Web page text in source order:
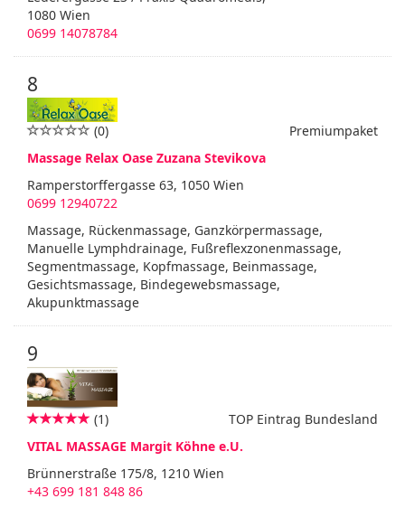
1080 Wien
0699 14078784
8
Premiumpaket
(0)
Massage Relax Oase Zuzana Stevikova
Ramperstorffergasse 63, 1050 Wien
0699 12940722
Massage, Rückenmassage, Ganzkörpermassage,
Manuelle Lymphdrainage, Fußreflexzonenmassage,
Segmentmassage, Kopfmassage, Beinmassage,
Gesichtsmassage, Bindegewebsmassage,
Akupunktmassage
9
TOP Eintrag Bundesland
(1)
VITAL MASSAGE Margit Köhne e.U.
Brünnerstraße 175/8, 1210 Wien
+43 699 181 848 86